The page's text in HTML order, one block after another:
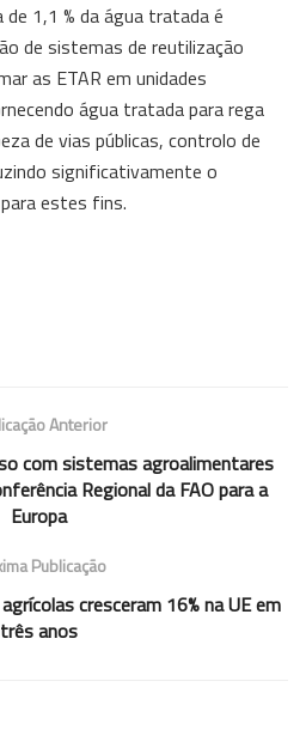
1,1 % da água tratada é
de sistemas de reutilização
as ETAR em unidades
água tratada para rega
de vias públicas, controlo de
significativamente o
estes fins.
Anterior
com sistemas agroalimentares
Regional da FAO para a
Europa
Publicação
cresceram 16% na UE em
três anos